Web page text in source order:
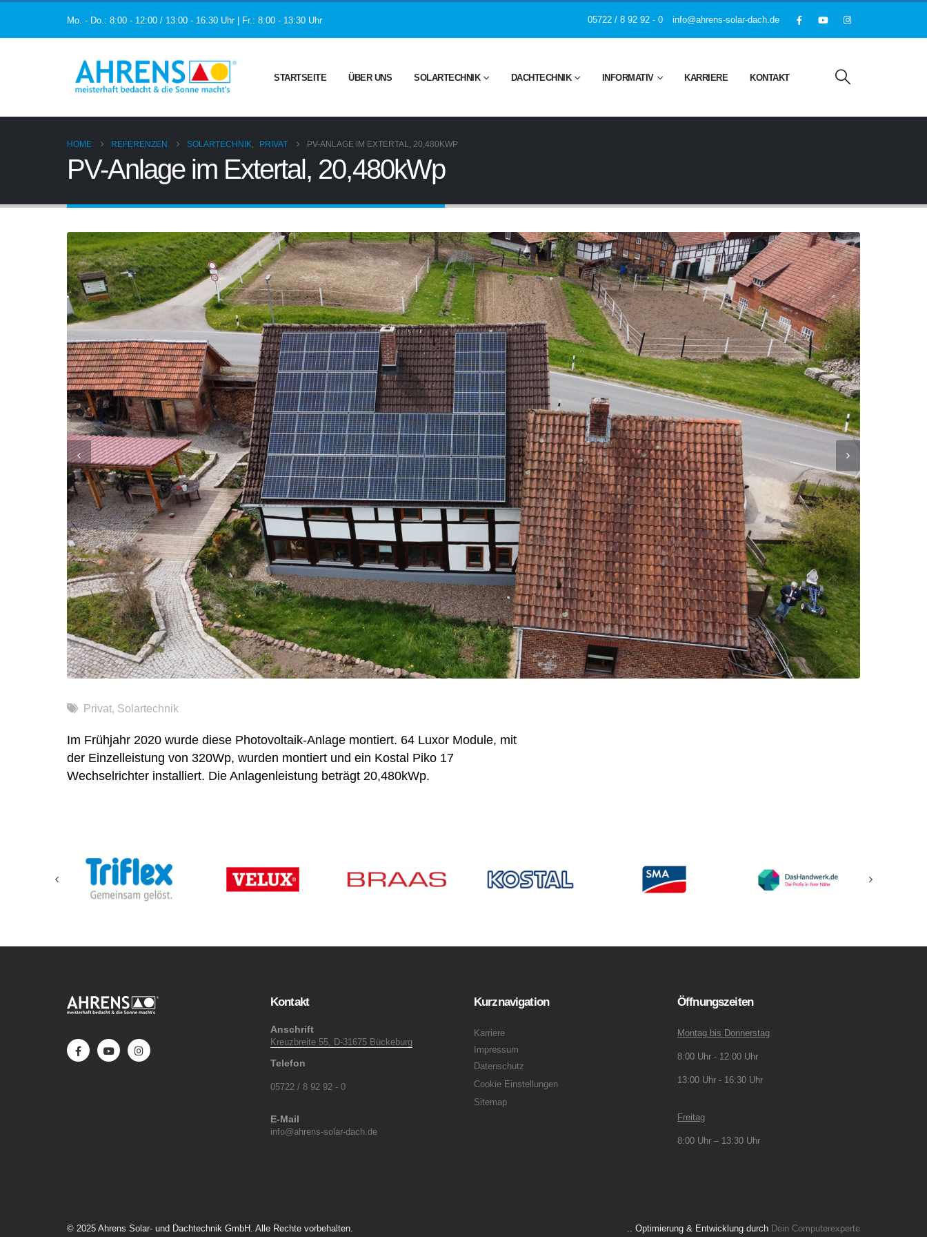
Mo. - Do.: 8:00 - 12:00 / 13:00 - 16:30 Uhr | Fr.: 8:00 - 13:30 Uhr 05722 / 8 92 92 - 0 info@ahrens-solar-dach.de
STARTSEITE ÜBER UNS SOLARTECHNIK DACHTECHNIK INFORMATIV KARRIERE KONTAKT
HOME REFERENZEN SOLARTECHNIK, PRIVAT PV-ANLAGE IM EXTERTAL, 20,480KWP
PV-Anlage im Extertal, 20,480kWp
Privat, Solartechnik
Im Frühjahr 2020 wurde diese Photovoltaik-Anlage montiert. 64 Luxor Module, mit
der Einzelleistung von 320Wp, wurden montiert und ein Kostal Piko 17
Wechselrichter installiert. Die Anlagenleistung beträgt 20,480kWp.
Kontakt
Anschrift
Kreuzbreite 55, D-31675 Bückeburg
Telefon
05722 / 8 92 92 - 0
E-Mail
info@ahrens-solar-dach.de
Kurznavigation
Karriere
Impressum
Datenschutz
Cookie Einstellungen
Sitemap
Öffnungszeiten
Montag bis Donnerstag
8:00 Uhr - 12:00 Uhr
13:00 Uhr - 16:30 Uhr
Freitag
8:00 Uhr – 13:30 Uhr
© 2025 Ahrens Solar- und Dachtechnik GmbH. Alle Rechte vorbehalten. .. Optimierung & Entwicklung durch Dein Computerexperte